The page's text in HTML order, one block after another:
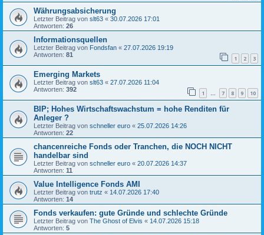
Währungsabsicherung
Letzter Beitrag von slt63 « 30.07.2026 17:01
Antworten: 26
Informationsquellen
Letzter Beitrag von Fondsfan « 27.07.2026 19:19
Antworten: 81 1 2 3
Emerging Markets
Letzter Beitrag von slt63 « 27.07.2026 11:04
Antworten: 392 1 … 7 8 9 10
BIP; Hohes Wirtschaftswachstum = hohe Renditen für
Anleger ?
Letzter Beitrag von schneller euro « 25.07.2026 14:26
Antworten: 22
chancenreiche Fonds oder Tranchen, die NOCH NICHT
handelbar sind
Letzter Beitrag von schneller euro « 20.07.2026 14:37
Antworten: 11
Value Intelligence Fonds AMI
Letzter Beitrag von trutz « 14.07.2026 17:40
Antworten: 14
Fonds verkaufen: gute Gründe und schlechte Gründe
Letzter Beitrag von The Ghost of Elvis « 14.07.2026 15:18
Antworten: 5